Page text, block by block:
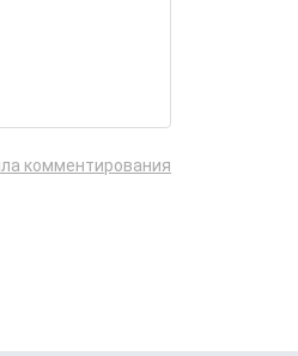
комментирования